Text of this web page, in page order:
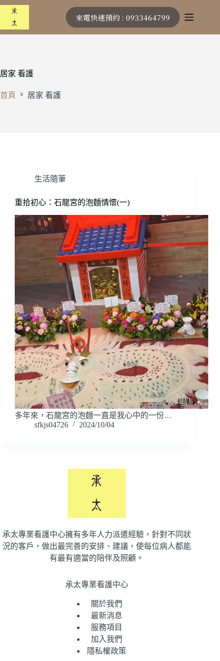
跳
主
來電快速預約 : 0933464799
居家 看護
首頁 居家 看護
生活隨筆
重拾初心：石龍宮的泡麵情懷(一)
多年來，石龍宮的泡麵一直是我心中的一份…
sfkjs04726
2024/10/04
承太專業看護中心擁有多年人力派遣經驗，針對不同狀
況的客戶，做出最完善的安排、建議，使每位病人都能
有最有適當的陪伴及照顧。
承太專業看護中心
關於我們
最新消息
服務項目
加入我們
隱私權政策